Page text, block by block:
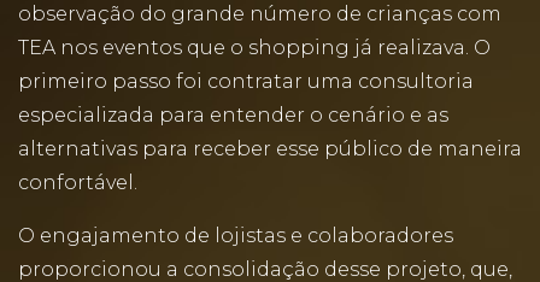
observação do grande número de crianças com
TEA nos eventos que o shopping já realizava. O
primeiro passo foi contratar uma consultoria
especializada para entender o cenário e as
alternativas para receber esse público de maneira
confortável.
O engajamento de lojistas e colaboradores
proporcionou a consolidação desse projeto, que,